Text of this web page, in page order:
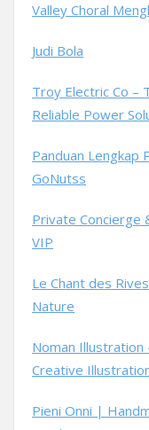
Valley Choral
Judi Bola
Troy Electric Co –
Reliable Power
Panduan Lengkap
GoNutss
Private Concierge
VIP
Le Chant des
Nature
Noman Illustration
Creative
Pieni Onni |